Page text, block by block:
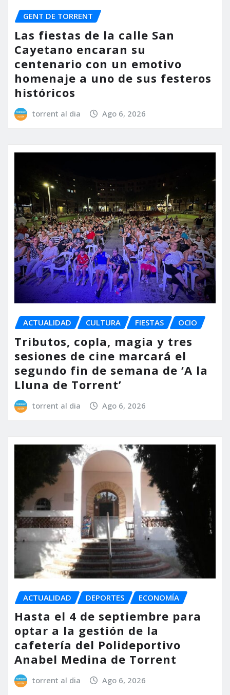
GENT DE TORRENT
Las fiestas de la calle San
Cayetano encaran su
centenario con un emotivo
homenaje a uno de sus festeros
históricos
torrent al dia Ago 6, 2026
ACTUALIDAD CULTURA FIESTAS OCIO
Tributos, copla, magia y tres
sesiones de cine marcará el
segundo fin de semana de ‘A la
Lluna de Torrent’
torrent al dia Ago 6, 2026
ACTUALIDAD DEPORTES ECONOMÍA
Hasta el 4 de septiembre para
optar a la gestión de la
cafetería del Polideportivo
Anabel Medina de Torrent
torrent al dia Ago 6, 2026